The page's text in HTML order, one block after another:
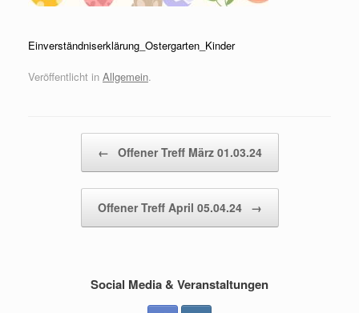
Einverständniserklärung_Ostergarten_Kinder
Veröffentlicht in Allgemein.
← Offener Treff März 01.03.24
Offener Treff April 05.04.24 →
Social Media & Veranstaltungen